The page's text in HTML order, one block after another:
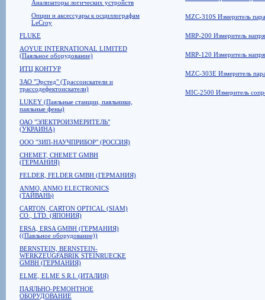
Анализаторы логических устройств
Опции и аксессуары к осциллографам
LeCroy
FLUKE
AOYUE INTERNATIONAL LIMITED
(Паяльное оборудование)
ИТЦ КОНТУР
ЗАО "Эрстед" (Трассоискатели и
трассодефектоискатели)
LUKEY (Паяльные станции, паяльники,
паяльные фены)
ОАО "ЭЛЕКТРОИЗМЕРИТЕЛЬ"
(УКРАИНА)
ООО "ЗИП-НАУЧПРИБОР" (РОССИЯ)
CHEMET, CHEMET GMBH
(ГЕРМАНИЯ)
FELDER, FELDER GMBH (ГЕРМАНИЯ)
ANMO, ANMO ELECTRONICS
(ТАЙВАНЬ)
CARTON, CARTON OPTICAL (SIAM)
CO., LTD. (ЯПОНИЯ)
ERSA, ERSA GMBH (ГЕРМАНИЯ)
((Паяльное оборудование))
BERNSTEIN, BERNSTEIN-
WERKZEUGFABRIK STEINRUECKE
GMBH (ГЕРМАНИЯ)
ELME, ELME S.R.l. (ИТАЛИЯ)
ПАЯЛЬНО-РЕМОНТНОЕ
ОБОРУДОВАНИЕ
MZC-310S Измеритель
MRP-200 Измеритель
MRP-120 Измеритель
MZC-303E Измеритель
MIC-2500 Измеритель